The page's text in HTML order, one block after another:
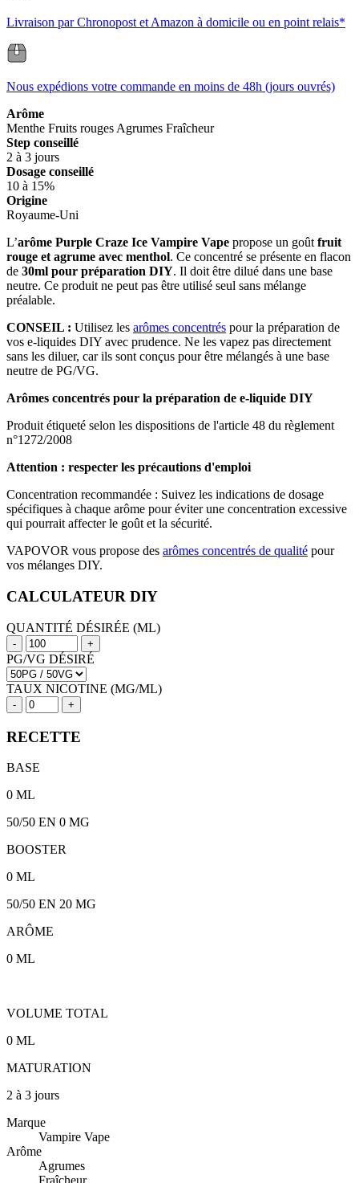
Livraison par Chronopost et Amazon à domicile ou en point relais*
Nous expédions votre commande en moins de 48h (jours ouvrés)
Arôme
Menthe Fruits rougesAgrumes Fraîcheur
Step conseillé
2 à 3 jours
Dosage conseillé
10 à 15%
Origine
Royaume-Uni
L’arôme Purple Craze Ice Vampire Vape propose un goûtfruit
rouge et agrume avec menthol. Ce concentré se présente en flacon
de 30ml pour préparation DIY. Il doit être dilué dans une base
neutre. Ce produit ne peut pas être utilisé seul sans mélange
préalable.
CONSEIL : Utilisez les arômes concentrés pour la préparation de
vos e-liquides DIY avec prudence. Ne les vapez pas directement
sans les diluer, car ils sont conçus pour être mélangés à une base
neutre de PG/VG.
Arômes concentrés pour la préparation de e-liquide DIY
Produit étiqueté selon les dispositions de l'article 48 du règlement
n°1272/2008
Attention : respecter les précautions d'emploi
Concentration recommandée : Suivez les indications de dosage
spécifiques à chaque arôme pour éviter une concentration excessive
qui pourrait affecter le goût et la sécurité.
VAPOVOR vous propose des arômes concentrés de qualité pour
vos mélanges DIY.
CALCULATEUR DIY
QUANTITÉ DÉSIRÉE (ML)
- +
PG/VG DÉSIRÉ
TAUX NICOTINE (MG/ML)
- +
RECETTE
BASE
0 ML
50/50 EN 0 MG
BOOSTER
0 ML
50/50 EN 20 MG
ARÔME
0 ML
VOLUME TOTAL
0 ML
MATURATION
2 à 3 jours
Marque
Vampire Vape
Arôme
Agrumes